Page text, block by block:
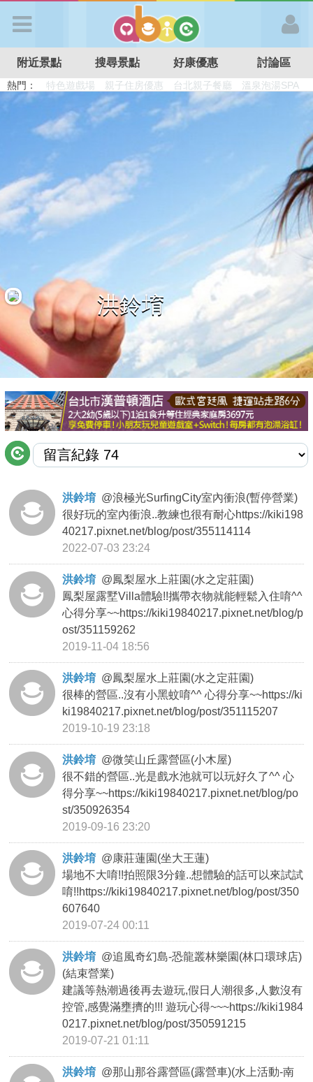
APP登入
首 頁
搜尋景點
好康優惠
最新留言
商家合作
推薦景點
討論區
聯絡我們
APP下載
附近景點 搜尋景點 好康優惠 討論區
熱門： 溜滑梯民宿 觀光工廠 DIY摘果
日本親子景點
特色遊戲場
親子住房優惠 台北親子餐廳 溫泉泡湯SPA
洪鈴堉
洪鈴堉 @浪極光SurfingCity室內衝浪(暫停營業)
很好玩的室內衝浪..教練也很有耐心https://kiki198
40217.pixnet.net/blog/post/355114114
2022-07-03 23:24
洪鈴堉 @鳳梨屋水上莊園(水之定莊園)
鳳梨屋露墅Villa體驗!!攜帶衣物就能輕鬆入住唷^^
心得分享~~https://kiki19840217.pixnet.net/blog/p
ost/351159262
2019-11-04 18:56
洪鈴堉 @鳳梨屋水上莊園(水之定莊園)
很棒的營區..沒有小黑蚊唷^^ 心得分享~~https://ki
ki19840217.pixnet.net/blog/post/351115207
2019-10-19 23:18
洪鈴堉 @微笑山丘露營區(小木屋)
很不錯的營區..光是戲水池就可以玩好久了^^ 心
得分享~~https://kiki19840217.pixnet.net/blog/po
st/350926354
2019-09-16 23:20
洪鈴堉 @康莊蓮園(坐大王蓮)
場地不大唷!!拍照限3分鐘..想體驗的話可以來試試
唷!!https://kiki19840217.pixnet.net/blog/post/350
607640
2019-07-24 00:11
洪鈴堉 @追風奇幻島-恐龍叢林樂園(林口環球店)
(結束營業)
建議等熱潮過後再去遊玩,假日人潮很多,人數沒有
控管,感覺滿壅擠的!!! 遊玩心得~~~https://kiki1984
0217.pixnet.net/blog/post/350591215
2019-07-21 01:11
洪鈴堉 @那山那谷露營區(露營車)(水上活動-南